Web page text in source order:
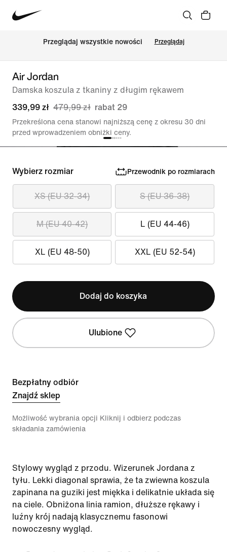
Przeglądaj wszystkie nowości Przeglądaj
Air Jordan
Damska koszula z tkaniny z długim rękawem
339,99 zł 479,99 zł rabat 29
Przekreślona cena stanowi najniższą cenę z okresu 30 dni
przed wprowadzeniem obniżki ceny.
Wybierz rozmiar Przewodnik po rozmiarach
XS (EU 32-34) S (EU 36-38)
M (EU 40-42) L (EU 44-46)
XL (EU 48-50) XXL (EU 52-54)
Dodaj do koszyka
Ulubione
Bezpłatny odbiór
Znajdź sklep
Możliwość wybrania opcji Kliknij i odbierz podczas
składania zamówienia
Stylowy wygląd z przodu. Wizerunek Jordana z
tyłu. Lekki diagonal sprawia, że ta zwiewna koszula
zapinana na guziki jest miękka i delikatnie układa się
na ciele. Obniżona linia ramion, dłuższe rękawy i
luźny krój nadają klasycznemu fasonowi
nowoczesny wygląd.